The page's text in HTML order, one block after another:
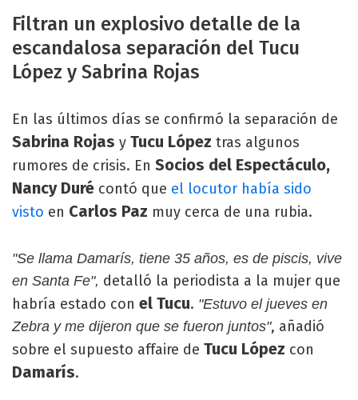
Filtran un explosivo detalle de la
escandalosa separación del Tucu
López y Sabrina Rojas
En las últimos días se confirmó la separación de
Sabrina Rojas y Tucu López tras algunos
rumores de crisis. En Socios del Espectáculo,
Nancy Duré contó que el locutor había sido
visto en Carlos Paz muy cerca de una rubia.
"Se llama Damarís, tiene 35 años, es de piscis, vive
en Santa Fe", detalló la periodista a la mujer que
habría estado con el Tucu. "Estuvo el jueves en
Zebra y me dijeron que se fueron juntos", añadió
sobre el supuesto affaire de Tucu López con
Damarís.